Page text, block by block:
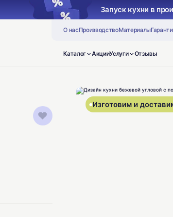
Запуск кухни в
О насПроизводствоМатериалы
Каталог АкцииУслуги Отзывы
Изготовим и